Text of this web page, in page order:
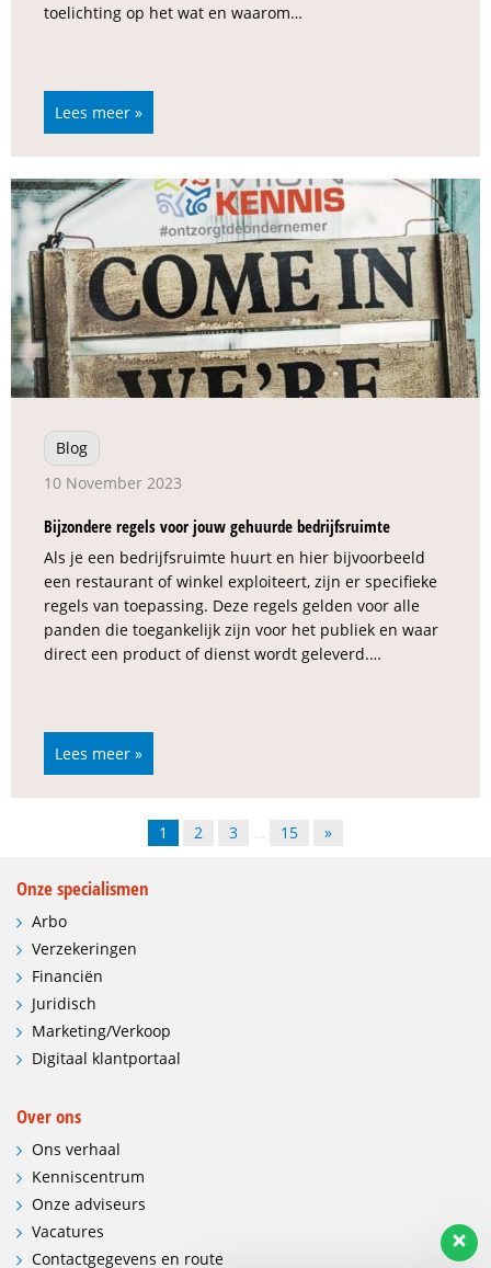
toelichting op het wat en waarom…
Lees meer »
Blog
10 November 2023
Bijzondere regels voor jouw gehuurde bedrijfsruimte
Als je een bedrijfsruimte huurt en hier bijvoorbeeld
een restaurant of winkel exploiteert, zijn er specifieke
regels van toepassing. Deze regels gelden voor alle
panden die toegankelijk zijn voor het publiek en waar
direct een product of dienst wordt geleverd.…
Lees meer »
1 2 3 … 15 »
Onze specialismen
Arbo
Verzekeringen
Financiën
Juridisch
Marketing/Verkoop
Digitaal klantportaal
Over ons
Ons verhaal
Kenniscentrum
Onze adviseurs
Vacatures
Contactgegevens en route